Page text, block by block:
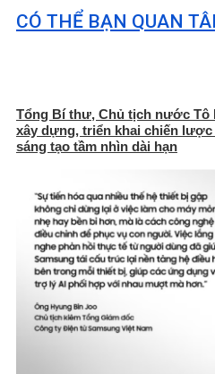
CÓ THỂ BẠN QUAN
Tổng Bí thư, Chủ tịch nước Tô
xây dựng, triển khai chiến
sáng tạo tầm nhìn dài hạn